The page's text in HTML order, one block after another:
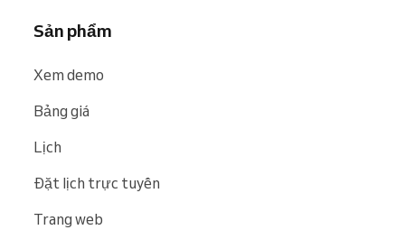
Sản phẩm
Xem demo
Bảng giá
Lịch
Đặt lịch trực tuyến
Trang web